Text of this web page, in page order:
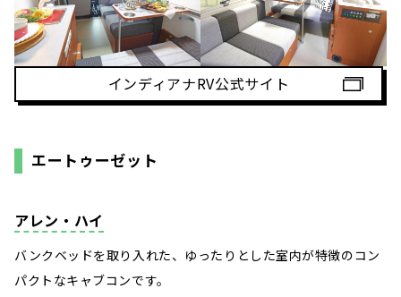
インディアナRV公式サイト
エートゥーゼット
アレン・ハイ
バンクベッドを取り入れた、ゆったりとした室内が特徴のコン
パクトなキャブコンです。